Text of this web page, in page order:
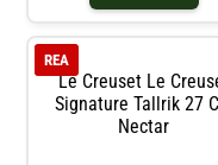
Le Creuset Le
Signature Tallrik 27
Nectar
REA